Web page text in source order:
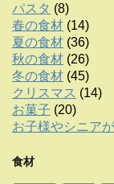
パスタ (8)
春の食材 (14)
夏の食材 (36)
秋の食材 (26)
冬の食材 (45)
クリスマス (14)
お菓子 (20)
お子様やシニア
食材